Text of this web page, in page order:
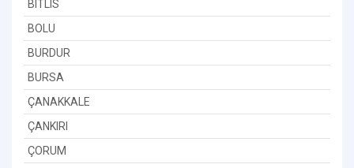
BITLIS
BOLU
BURDUR
BURSA
ÇANAKKALE
ÇANKIRI
ÇORUM